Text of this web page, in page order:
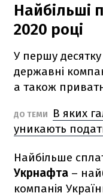
Найбільші
2020 році
У першу
державні
а також
ДО ТЕМИ
В яких
уникають
Найбільше
Укрнафта –
компанія